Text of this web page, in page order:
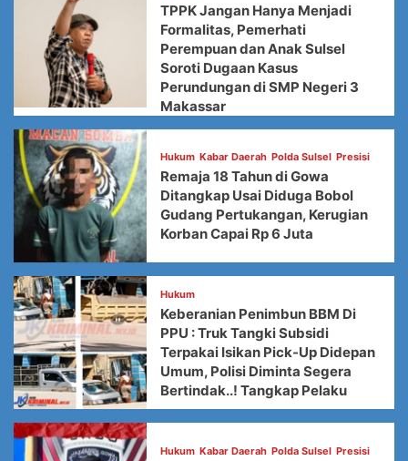
TPPK Jangan Hanya Menjadi
Formalitas, Pemerhati
Perempuan dan Anak Sulsel
Soroti Dugaan Kasus
Perundungan di SMP Negeri 3
Makassar
Hukum Kabar Daerah Polda Sulsel Presisi
Remaja 18 Tahun di Gowa
Ditangkap Usai Diduga Bobol
Gudang Pertukangan, Kerugian
Korban Capai Rp 6 Juta
Hukum
Keberanian Penimbun BBM Di
PPU : Truk Tangki Subsidi
Terpakai Isikan Pick-Up Didepan
Umum, Polisi Diminta Segera
Bertindak..! Tangkap Pelaku
Hukum Kabar Daerah Polda Sulsel Presisi